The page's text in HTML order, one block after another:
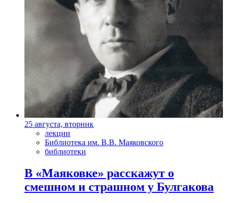
25 августа, вторник
лекции
Библиотека им. В.В. Маяковского
библиотеки
В «Маяковке» расскажут о
смешном и страшном у Булгакова